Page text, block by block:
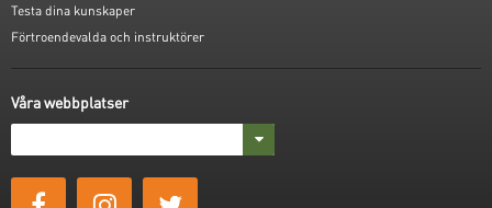
Testa dina kunskaper
Förtroendevalda och instruktörer
Våra webbplatser